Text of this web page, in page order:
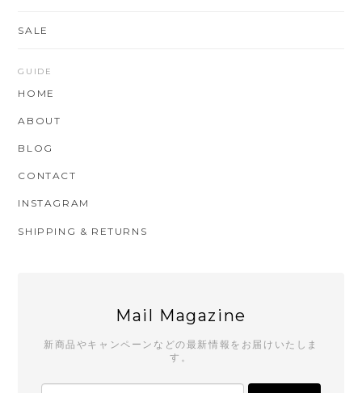
SALE
GUIDE
HOME
ABOUT
BLOG
CONTACT
INSTAGRAM
SHIPPING & RETURNS
Mail Magazine
新商品やキャンペーンなどの最新情報をお届けいたしま
す。